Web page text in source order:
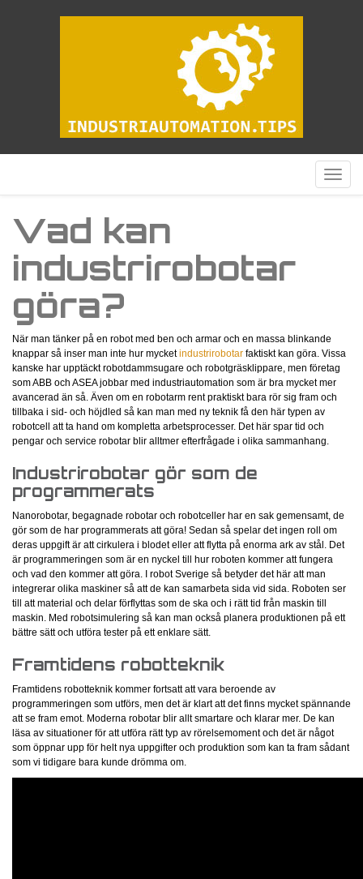
Visa
meny
Vad kan
industrirobotar
göra?
När man tänker på en robot med ben och armar och en massa blinkande
knappar så inser man inte hur mycketindustrirobotar faktiskt kan göra. Vissa
kanske har upptäckt robotdammsugare och robotgräsklippare, men företag
som ABB och ASEA jobbar med industriautomation som är bra mycket mer
avancerad än så. Även om en robotarm rent praktiskt bara rör sig fram och
tillbaka i sid- och höjdled så kan man med ny teknik få den här typen av
robotcell att ta hand om kompletta arbetsprocesser. Det här spar tid och
pengar och service robotar blir alltmer efterfrågade i olika sammanhang.
Industrirobotar gör som de
programmerats
Nanorobotar, begagnade robotar och robotceller har en sak gemensamt, de
gör som de har programmerats att göra! Sedan så spelar det ingen roll om
deras uppgift är att cirkulera i blodet eller att flytta på enorma ark av stål. Det
är programmeringen som är en nyckel till hur roboten kommer att fungera
och vad den kommer att göra. I robot Sverige så betyder det här att man
integrerar olika maskiner så att de kan samarbeta sida vid sida. Roboten ser
till att material och delar förflyttas som de ska och i rätt tid från maskin till
maskin. Med robotsimulering så kan man också planera produktionen på ett
bättre sätt och utföra tester på ett enklare sätt.
Framtidens robotteknik
Framtidens robotteknik kommer fortsatt att vara beroende av
programmeringen som utförs, men det är klart att det finns mycket spännande
att se fram emot. Moderna robotar blir allt smartare och klarar mer. De kan
läsa av situationer för att utföra rätt typ av rörelsemoment och det är något
som öppnar upp för helt nya uppgifter och produktion som kan ta fram sådant
som vi tidigare bara kunde drömma om.